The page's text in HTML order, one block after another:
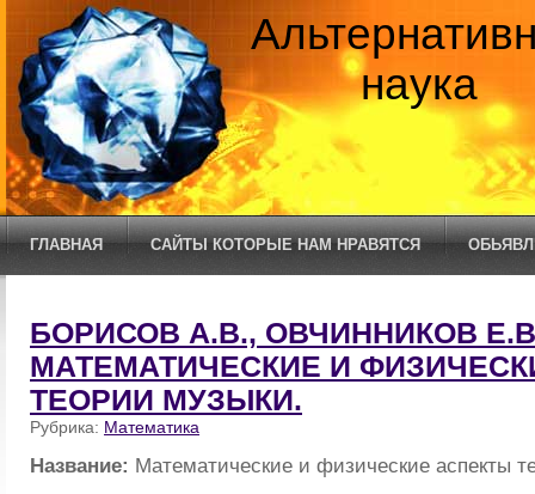
наука
ГЛАВНАЯ САЙТЫ КОТОРЫЕ НАМ НРАВЯТСЯ
БОРИСОВ А.В., ОВЧИННИКОВ
МАТЕМАТИЧЕСКИЕ И
ТЕОРИИ МУЗЫКИ.
Рубрика: Математика
Название: Математические и физические аспекты